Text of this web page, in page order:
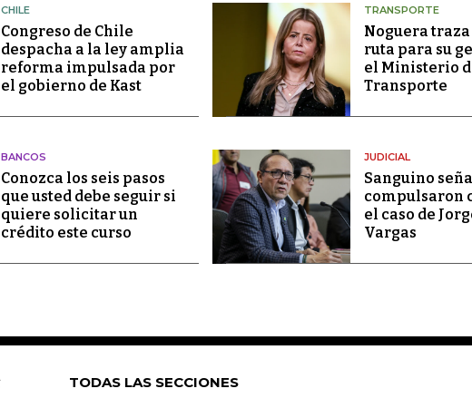
CHILE
Congreso de Chile
despacha a la ley amplia
reforma impulsada por
el gobierno de Kast
TRANSPORTE
Noguera traza
ruta para su
el Ministerio
Transporte
BANCOS
Conozca los seis pasos
que usted debe seguir si
quiere solicitar un
crédito este curso
JUDICIAL
Sanguino
compulsaron
el caso de
Vargas
TODAS LAS SECCIONES